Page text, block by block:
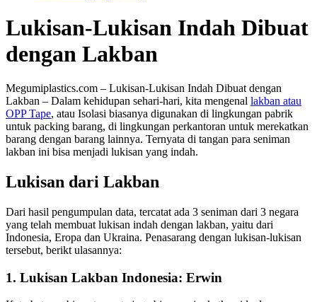
Lukisan-Lukisan Indah Dibuat
dengan Lakban
Megumiplastics.com – Lukisan-Lukisan Indah Dibuat dengan
Lakban – Dalam kehidupan sehari-hari, kita mengenal lakban atau
OPP Tape, atau Isolasi biasanya digunakan di lingkungan pabrik
untuk packing barang, di lingkungan perkantoran untuk merekatkan
barang dengan barang lainnya. Ternyata di tangan para seniman
lakban ini bisa menjadi lukisan yang indah.
Lukisan dari Lakban
Dari hasil pengumpulan data, tercatat ada 3 seniman dari 3 negara
yang telah membuat lukisan indah dengan lakban, yaitu dari
Indonesia, Eropa dan Ukraina. Penasarang dengan lukisan-lukisan
tersebut, berikt ulasannya:
1. Lukisan Lakban Indonesia: Erwin